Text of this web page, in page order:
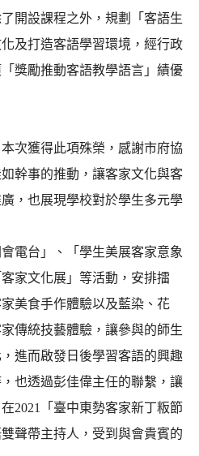
開設課程之外，規劃「客語生
及打造客語學習環境，經行政
獎勵推動客語教學語言」績優
次獲得此項殊榮，感謝市府協
幹事的推動，讓客家文化與客
，也展現學校對於學生多元學
電台」、「學生美展客家意象
家文化展」等活動，安排擂
美食手作體驗以及藍染、花
傳統技藝體驗，讓參與的師生
進而啟發日後學習客語的興趣
也透過彭佳偉主任的聯繫，讓
2021「臺中東勢客家新丁粄節
聲帶主持人，受到與會貴賓的